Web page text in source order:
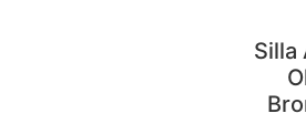
Silla